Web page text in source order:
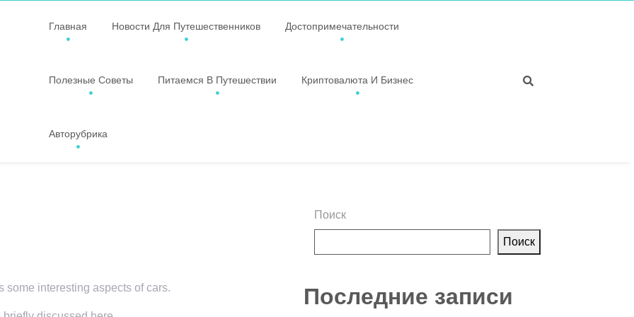
Главная Новости Для Путешественников Достопримечательности
Полезные Советы Питаемся В Путешествии Криптовалюта И Бизнес
Авторубрика
some interesting aspects of cars.
Поиск
Поиск
Последние записи